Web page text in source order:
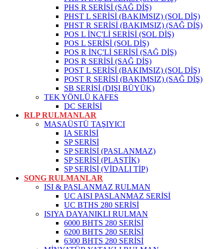
PHS R SERİSİ (SAĞ DİŞ)
PHST L SERİSİ (BAKIMSIZ) (SOL DİŞ)
PHST R SERİSİ (BAKIMSIZ) (SAĞ DİŞ)
POS L İNÇ'Lİ SERİSİ (SOL DİŞ)
POS L SERİSİ (SOL DİŞ)
POS R İNÇ'Lİ SERİSİ (SAĞ DİŞ)
POS R SERİSİ (SAĞ DİŞ)
POST L SERİSİ (BAKIMSIZ) (SOL DİŞ)
POST R SERİSİ (BAKIMSIZ) (SAĞ DİŞ)
SB SERİSİ (DIŞI BÜYÜK)
TEK YÖNLÜ KAFES
DC SERİSİ
RLP RULMANLAR
MASAÜSTÜ TAŞIYICI
IA SERİSİ
SP SERİSİ
SP SERİSİ (PASLANMAZ)
SP SERİSİ (PLASTİK)
SP SERİSİ (VİDALI TİP)
SONG RULMANLAR
ISI & PASLANMAZ RULMAN
UC AISI PASLANMAZ SERİSİ
UC BTHS 280 SERİSİ
ISIYA DAYANIKLI RULMAN
6000 BHTS 280 SERİSİ
6200 BHTS 280 SERİSİ
6300 BHTS 280 SERİSİ